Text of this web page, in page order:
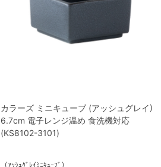
カラーズ ミニキューブ (アッシュグレイ)
6.7cm 電子レンジ温め 食洗機対応
(KS8102-3101)
（ｱｯｼｭｸﾞﾚｲﾐﾆｷｭｰﾌﾞ）